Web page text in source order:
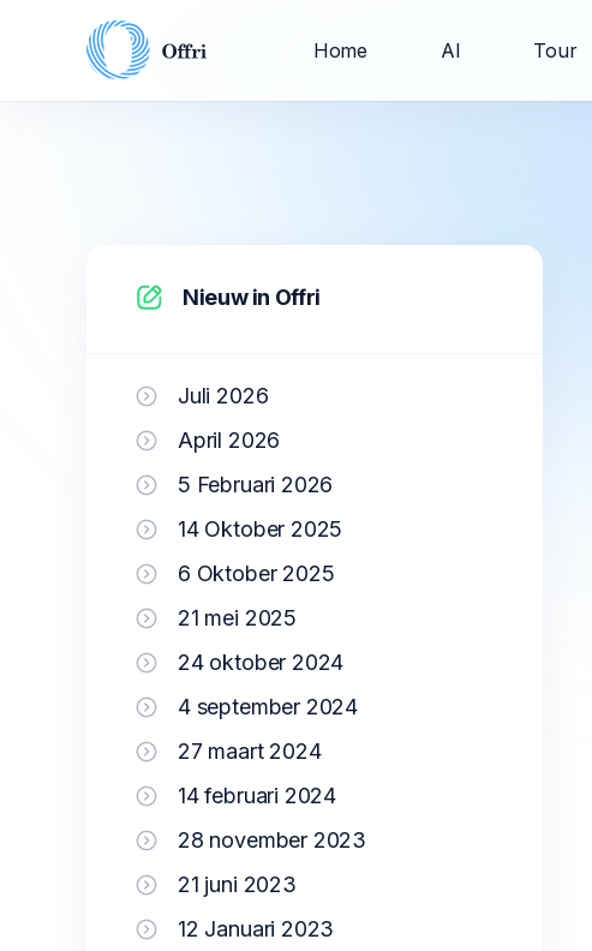
Home AI Tour
Nieuw in Offri
Juli 2026
April 2026
5 Februari 2026
14 Oktober 2025
6 Oktober 2025
21 mei 2025
24 oktober 2024
4 september 2024
27 maart 2024
14 februari 2024
28 november 2023
21 juni 2023
12 Januari 2023